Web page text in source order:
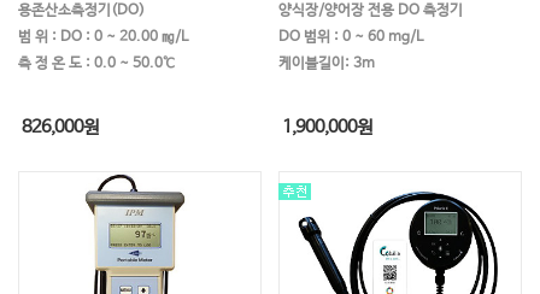
용존산소측정기(DO)
범 위 : DO : 0 ~ 20.00 ㎎/L
측 정 온 도 : 0.0 ~ 50.0℃
826,000원
양식장/양어장 전용 DO 측정기
DO 범위 : 0 ~ 60 mg/L
케이블길이: 3m
1,900,000원